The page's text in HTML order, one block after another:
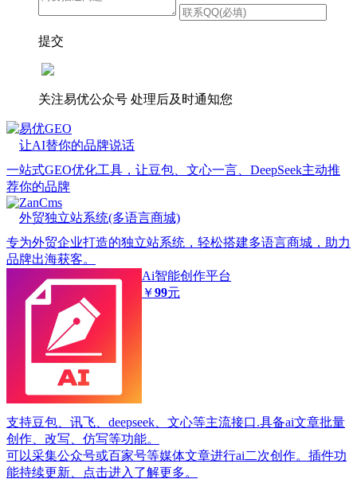
提交
关注易优公众号 处理后及时通知您
易优GEO
让AI替你的品牌说话
一站式GEO优化工具，让豆包、文心一言、DeepSeek主动推
荐你的品牌
ZanCms
外贸独立站系统(多语言商城)
专为外贸企业打造的独立站系统，轻松搭建多语言商城，助力
品牌出海获客。
Ai智能创作平台
￥99元
支持豆包、讯飞、deepseek、文心等主流接口.具备ai文章批量
创作、改写、仿写等功能。
可以采集公众号或百家号等媒体文章进行ai二次创作。插件功
能持续更新、点击进入了解更多。